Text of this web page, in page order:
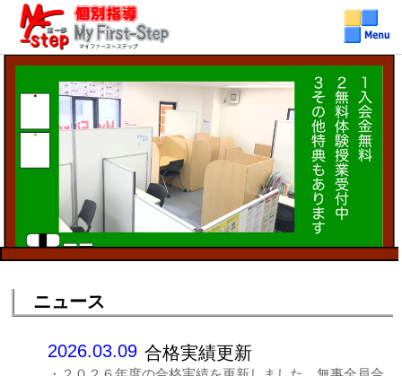
個別指導学習塾MyFirst-Step(マイファーストステップ)
最寄駅：三ノ輪 南千住 入谷
地区：荒川区（東日暮里 荒川 南千住など） 台東区（三ノ輪 根岸 入谷など）
個別指導MyFirst-Step（マイファーストステップ）メニュ
ニュース
2026.03.09 合格実績更新